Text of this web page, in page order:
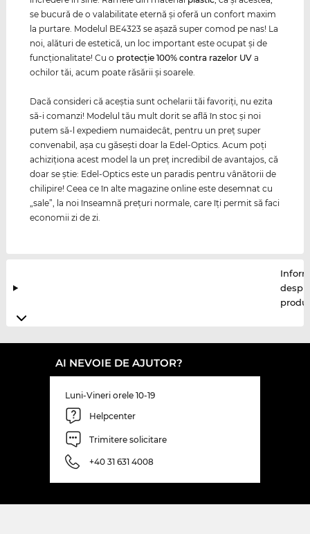
se bucură de o valabilitate eternă şi oferă un confort maxim
la purtare. Modelul BE4323 se aşază super comod pe nas! La
noi, alături de estetică, un loc important este ocupat şi de
funcţionalitate! Cu o protecţie 100% contra razelor UV a
ochilor tăi, acum poate răsării şi soarele.
Dacă consideri că aceştia sunt ochelarii tăi favoriţi, nu ezita
să-i comanzi! Modelul tău mult dorit se află în stoc şi noi
putem să-l expediem numaidecât, pentru un preţ super
convenabil, aşa cu găseşti doar la Edel-Optics. Acum poţi
achiziţiona acest model la un preţ incredibil de avantajos, că
doar se ştie: Edel-Optics este un paradis pentru vânătorii de
chilipire! Ceea ce în alte magazine online este desemnat cu
„sale”, la noi înseamnă preţuri normale, care îţi permit să faci
economii zi de zi.
AI NEVOIE DE AJUTOR?
Luni-Vineri orele 10-19
Helpcenter
Trimitere solicitare
+40 31 631 4008